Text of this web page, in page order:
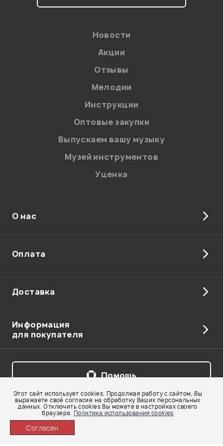
Этот сайт использует cookies. Продолжая работу с сайтом, Вы
выражаете своё согласие на обработку Ваших персональных
данных. Отключить cookies Вы можете в настройках своего
браузера. Политика использования cookies
Согласен
на обработку персональных данных в
Политикой в отношении обработки
персональных данных.
Введите проверочное число:
Отправить
Новости
Акции
Отзывы
Мелодии
Инструкции
Оптовые закупки
Выпускаем вашу музыку
Музей инструментов
Уценка
О нас
Оплата
Доставка
Информация
для покупателя
Бесплатная линия:8 (800) 250-55-00
Telegram: +7 911 218-04-54
Карта сайта
Помощь